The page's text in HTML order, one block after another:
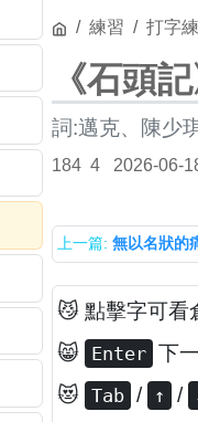
練習 打字
《石頭
詞:邁克、陳少
184 4 2026-06-
上一篇: 無以名狀的
😼 點擊字可看
😸 Enter 下
😻 Tab / ↑ /